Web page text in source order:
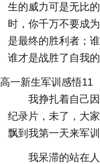
生的威力可是无比
时，你千万不要成
是最终的胜利者；
谁才是战胜了自我的
高一新生军训感悟11
我挣扎着自己
纪录片，未了，大
飘到我第一天来军训
我呆滞的站在